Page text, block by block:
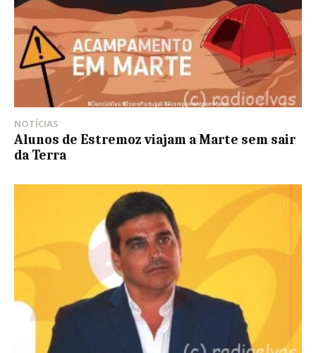
NOTÍCIAS
Alunos de Estremoz viajam a Marte sem sair
da Terra